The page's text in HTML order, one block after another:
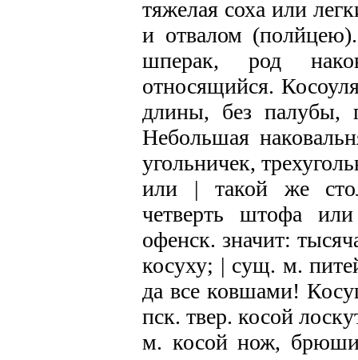
тяжелая соха или
и отвалом
шперак, род
относящийся.
длины, без
Небольшая
угольничек,
или | такой же
четверть штофа
офенск. значит:
косуху; | сущ. м.
да все ковшами!
пск. твер. косой
м. косой нож,